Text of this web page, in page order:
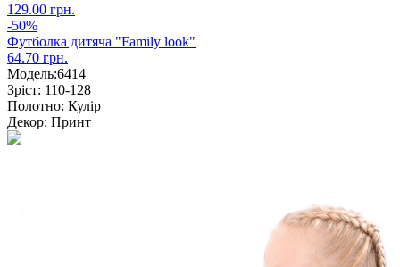
129.00 грн.
-50%
Футболка дитяча "Family look"
64.70 грн.
Модель:6414
Зріст: 110-128
Полотно: Кулір
Декор: Принт